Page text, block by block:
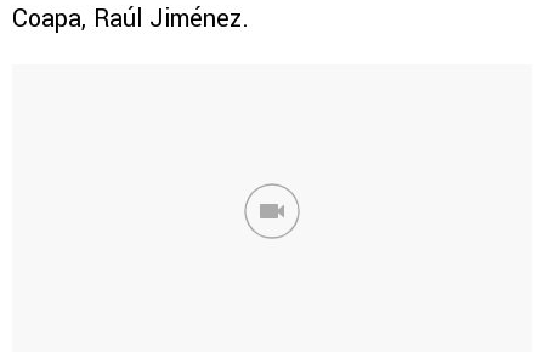
Coapa, Raúl Jiménez.